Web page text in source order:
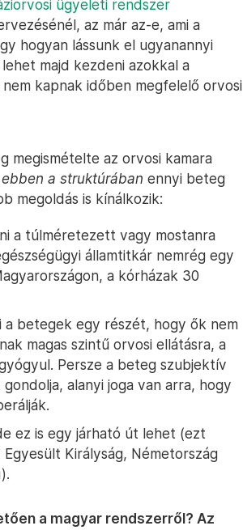
ügyeleti rendszer
az már az-e, ami a
hogyan lássunk el ugyanannyi
majd kezdeni azokkal a
kapnak időben megfelelő orvosi
megismételte az orvosi kamara
ebben a struktúrában ennyi beteg
megoldás is kínálkozik:
a túlméretezett vagy mostanra
államtitkár nemrég egy
a kórházak 30
betegek egy részét, hogy ők nem
magas szintű orvosi ellátásra, a
Persze a beteg szubjektív
alanyi joga van arra, hogy
ez is egy járható út lehet (ezt
Királyság, Németország
a magyar rendszerről? Az